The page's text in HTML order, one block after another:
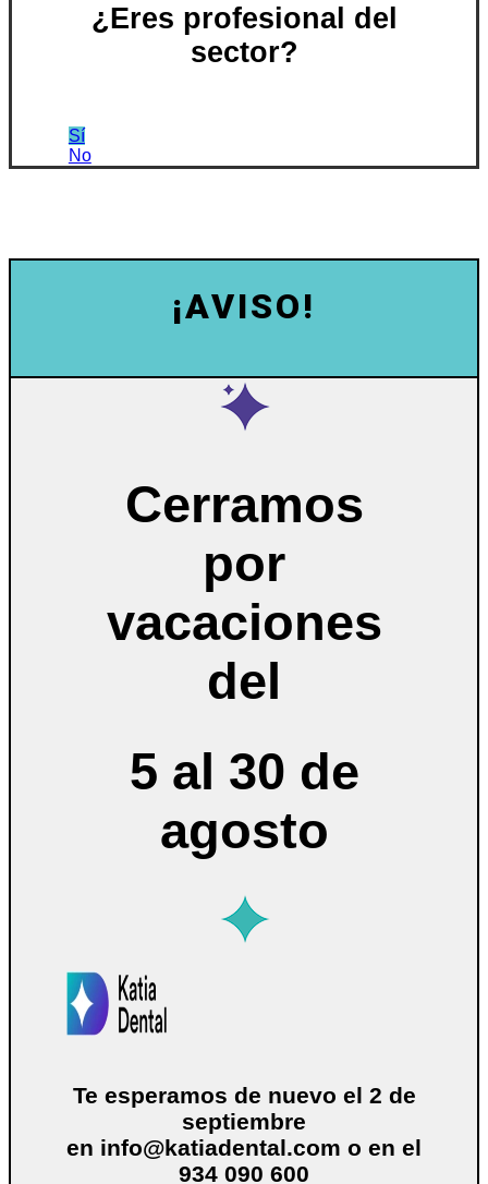
¿Eres profesional del
sector?
Sí
No
¡AVISO!
Cerramos
por
vacaciones
del
5 al 30 de
agosto
Te esperamos de nuevo el 2 de
septiembre
en info@katiadental.com o en el
934 090 600